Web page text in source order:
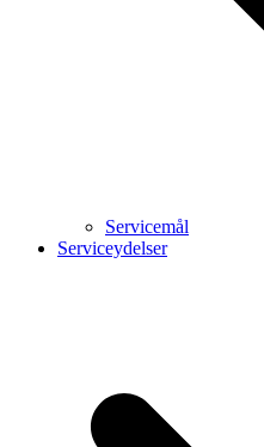
Servicemål
Serviceydelser